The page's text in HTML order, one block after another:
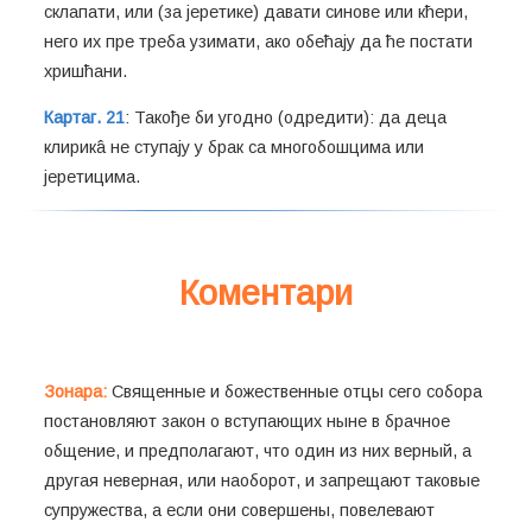
склапати, или (за јеретике) давати синове или кћери,
него их пре треба узимати, ако обећају да ће постати
хришћани.
Картаг. 21: Такође би угодно (одредити): да деца
клирикâ не ступају у брак са многобошцима или
јеретицима.
Коментари
Зонара:Священные и божественные отцы сего собора
постановляют закон о вступающих ныне в брачное
общение, и предполагают, что один из них верный, а
другая неверная, или наоборот, и запрещают таковые
супружества, а если они совершены, повелевают